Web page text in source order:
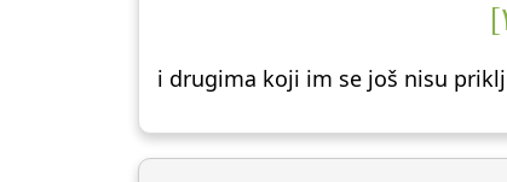
i drugima koji im se još nisu